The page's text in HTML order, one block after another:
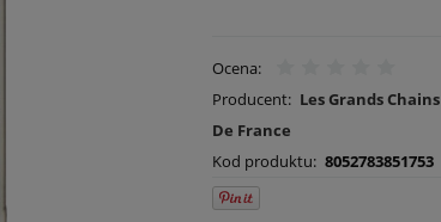
Ocena:
Producent: Les Grands Chains
De France
Kod produktu: 8052783851753